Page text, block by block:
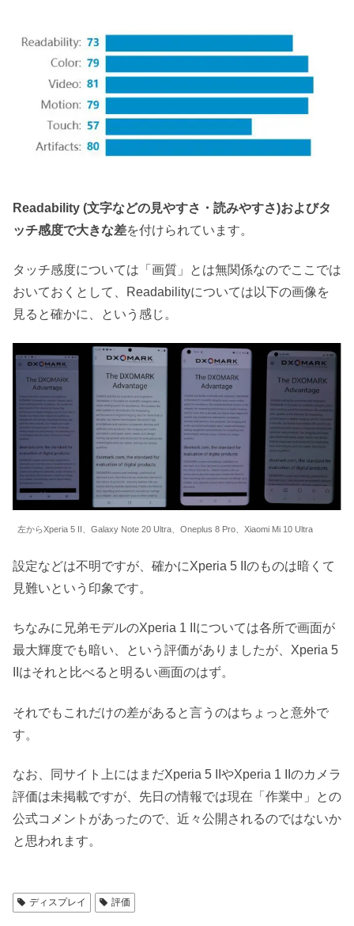
Readability (文字などの見やすさ・読みやすさ)およびタ
ッチ感度で大きな差を付けられています。
タッチ感度については「画質」とは無関係なのでここでは
おいておくとして、Readabilityについては以下の画像を
見ると確かに、という感じ。
左からXperia 5 II、Galaxy Note 20 Ultra、Oneplus 8 Pro、Xiaomi Mi 10 Ultra
設定などは不明ですが、確かにXperia 5 IIのものは暗くて
見難いという印象です。
ちなみに兄弟モデルのXperia 1 IIについては各所で画面が
最大輝度でも暗い、という評価がありましたが、Xperia 5
IIはそれと比べると明るい画面のはず。
それでもこれだけの差があると言うのはちょっと意外で
す。
なお、同サイト上にはまだXperia 5 IIやXperia 1 IIのカメラ
評価は未掲載ですが、先日の情報では現在「作業中」との
公式コメントがあったので、近々公開されるのではないか
と思われます。
ディスプレイ 評価